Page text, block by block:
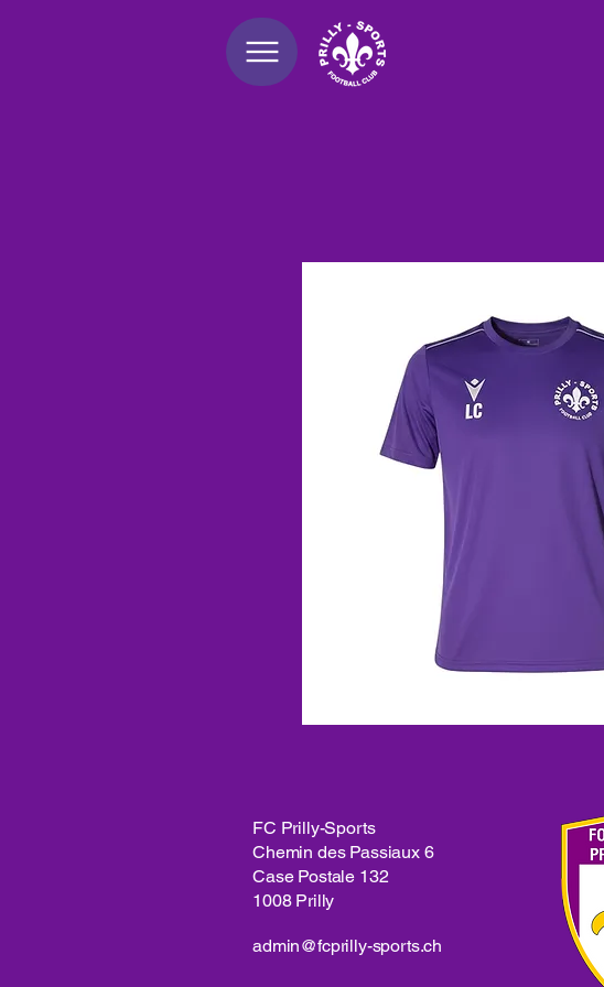
FC Prilly-Sports
Chemin des Passiaux 6
Case Postale 132
1008 Prilly
admin@fcprilly-sports.ch